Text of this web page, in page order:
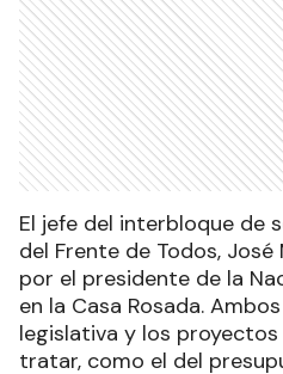
El jefe del interbloque de
del Frente de Todos,
por el presidente de la
en la Casa Rosada.
legislativa y los
tratar, como el del